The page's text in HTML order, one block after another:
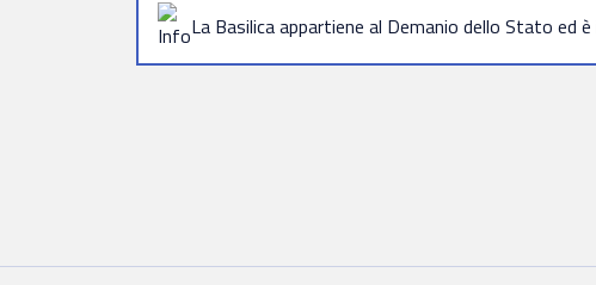
La Basilica appartiene al Demanio dello Stato ed